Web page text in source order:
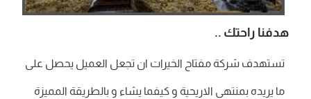
هدفنا راحتك ..
تستهدف شركة مفتاح الخيرات ان تجعل العميل يحصل على
ما يريده بمنتهى الاريحية و كيفما يشاء و بالطريقة المميزة